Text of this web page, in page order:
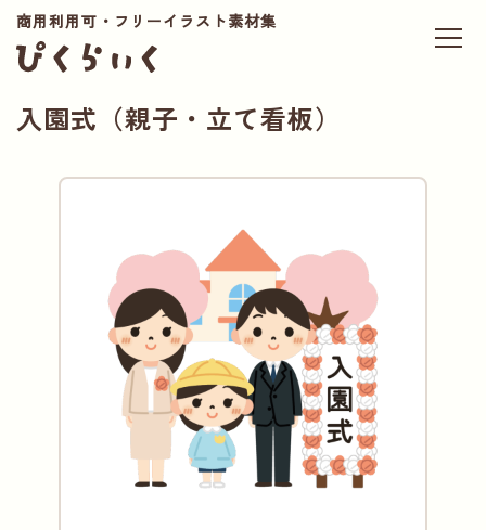
商用利用可・フリーイラスト素材集
入園式（親子・立て看板）